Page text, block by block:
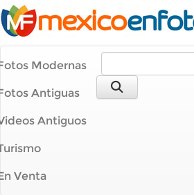
Modernas
Antiguas
Antiguos
Venta